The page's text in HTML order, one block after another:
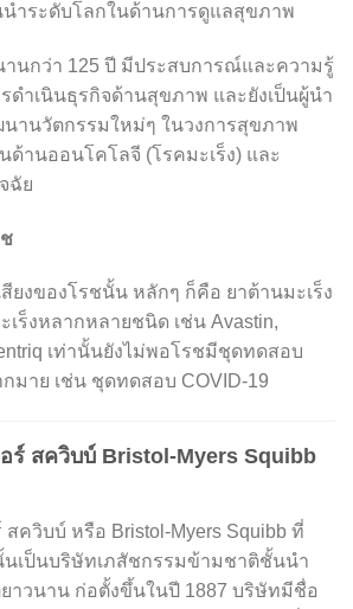
ำระดับโลกในด้านการดูแลสุขภาพ
กว่า 125 ปี มีประสบการณ์และความรู้
ดำเนินธุรกิจด้านสุขภาพ และยังเป็นผู้นำ
านวัตกรรมใหม่ๆ ในวงการสุขภาพ
ด้านออนโคโลจี (โรคมะเร็ง) และ
ฉัย
ของโรชนั้น หลักๆ ก็คือ ยาต้านมะเร็ง
ร็งหลากหลายชนิด เช่น Avastin,
เท่านั้นยังไม่พอโรชมีชุดทดสอบ
มาย เช่น ชุดทดสอบ COVID-19
ร์ สควิบบ์ Bristol-Myers Squibb
ควิบบ์ หรือ Bristol-Myers Squibb ที่
นเป็นบริษัทเภสัชกรรมข้ามชาติชั้นนำ
าวนาน ก่อตั้งขึ้นในปี 1887 บริษัทมีชื่อ